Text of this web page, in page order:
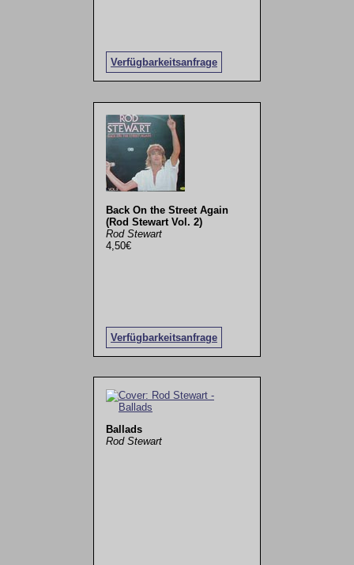
Verfügbarkeitsanfrage
Back On the Street Again
(Rod Stewart Vol. 2)
Rod Stewart
4,50€
Verfügbarkeitsanfrage
Ballads
Rod Stewart